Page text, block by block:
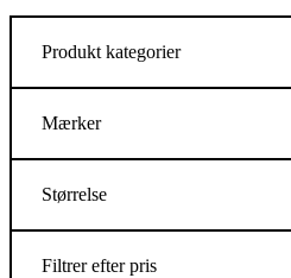
Produkt kategorier
Mærker
Størrelse
Filtrer efter pris